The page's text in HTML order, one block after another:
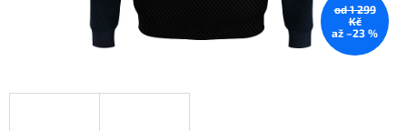
od 1 299
Kč
až –23 %